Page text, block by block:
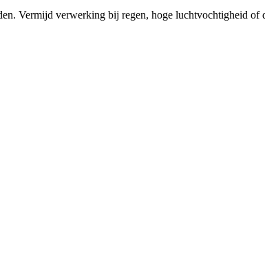
Vermijd verwerking bij regen, hoge luchtvochtigheid